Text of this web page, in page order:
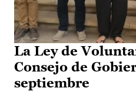
La Ley de
Consejo de
septiembre